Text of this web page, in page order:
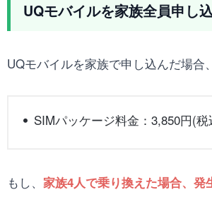
UQモバイルを家族全員申し
UQモバイルを家族で申し込んだ場
SIMパッケージ料金：3,850円(税
もし、 家族4人で乗り換えた場合、